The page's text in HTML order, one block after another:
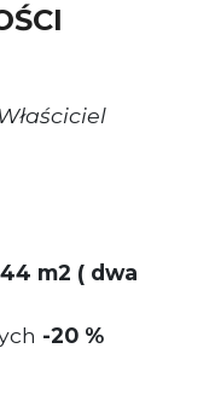
44 m2 ( dwa
-20 %